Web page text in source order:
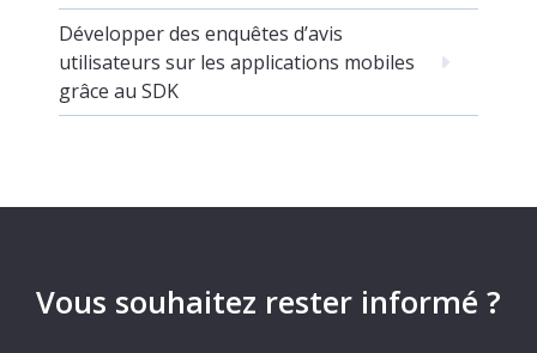
Développer des enquêtes d’avis
utilisateurs sur les applications mobiles
grâce au SDK
Vous souhaitez rester informé ?